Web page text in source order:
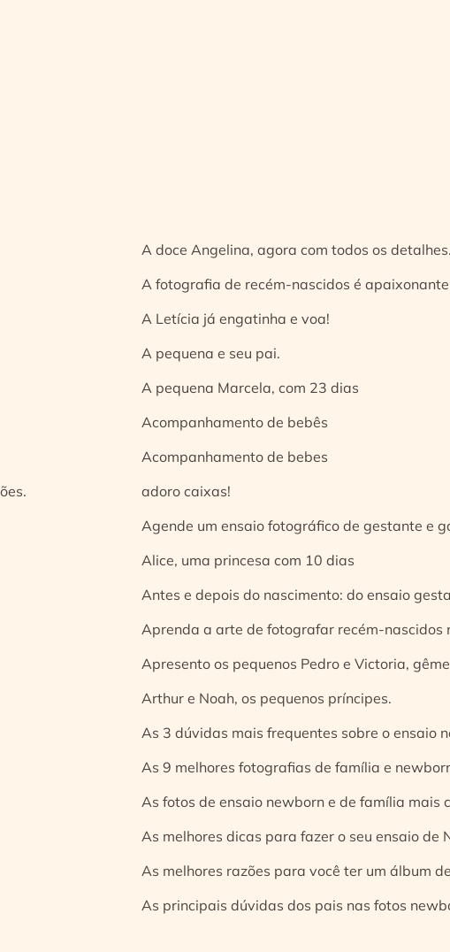
A doce Angelina, agora com todos os detalhes.
A fotografia de recém-nascidos é apaixonante
A Letícia já engatinha e voa!
A pequena e seu pai.
A pequena Marcela, com 23 dias
Acompanhamento de bebês
Acompanhamento de bebes
adoro caixas!
Agende um ensaio fotográfico de gestante e
Alice, uma princesa com 10 dias
Antes e depois do nascimento: do ensaio
Aprenda a arte de fotografar recém-nascidos
Apresento os pequenos Pedro e Victoria,
Arthur e Noah, os pequenos príncipes.
As 3 dúvidas mais frequentes sobre o ensaio
As 9 melhores fotografias de família e
As fotos de ensaio newborn e de família mais
As melhores dicas para fazer o seu ensaio de
As melhores razões para você ter um álbum
As principais dúvidas dos pais nas fotos